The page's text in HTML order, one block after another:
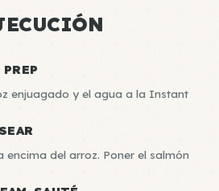
enjuagado y el agua a la Instant
encima del arroz. Poner el salmón